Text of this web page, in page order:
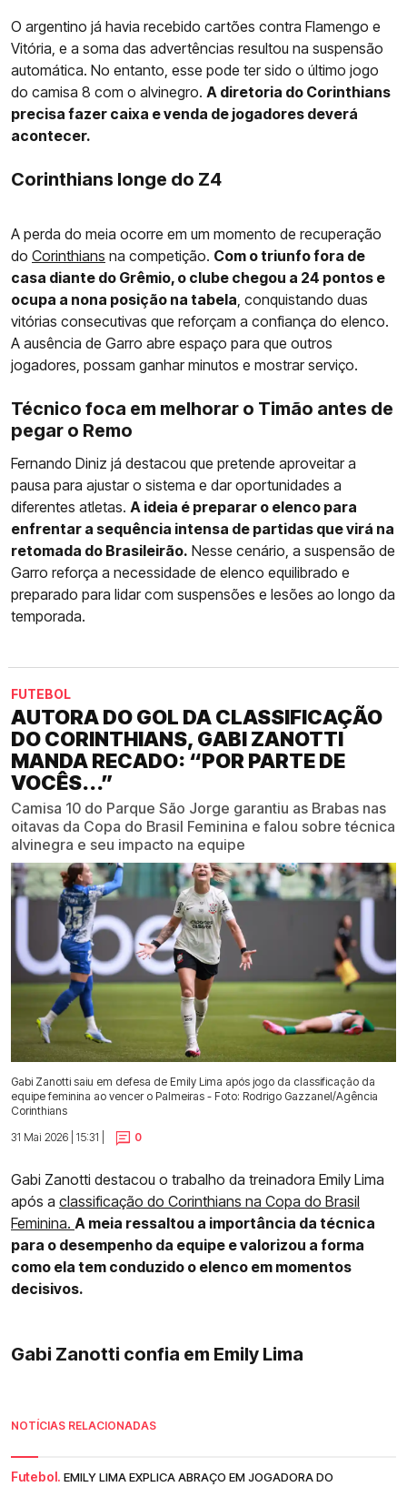
O argentino já havia recebido cartões contra Flamengo e
Vitória, e a soma das advertências resultou na suspensão
automática. No entanto, esse pode ter sido o último jogo
do camisa 8 com o alvinegro. A diretoria do Corinthians
precisa fazer caixa e venda de jogadores deverá
acontecer.
Corinthians longe do Z4
A perda do meia ocorre em um momento de recuperação
do Corinthians na competição. Com o triunfo fora de
casa diante do Grêmio, o clube chegou a 24 pontos e
ocupa a nona posição na tabela, conquistando duas
vitórias consecutivas que reforçam a confiança do elenco.
A ausência de Garro abre espaço para que outros
jogadores, possam ganhar minutos e mostrar serviço.
Técnico foca em melhorar o Timão antes de
pegar o Remo
Fernando Diniz já destacou que pretende aproveitar a
pausa para ajustar o sistema e dar oportunidades a
diferentes atletas. A ideia é preparar o elenco para
enfrentar a sequência intensa de partidas que virá na
retomada do Brasileirão. Nesse cenário, a suspensão de
Garro reforça a necessidade de elenco equilibrado e
preparado para lidar com suspensões e lesões ao longo da
temporada.
FUTEBOL
AUTORA DO GOL DA CLASSIFICAÇÃO
DO CORINTHIANS, GABI ZANOTTI
MANDA RECADO: “POR PARTE DE
VOCÊS...”
Camisa 10 do Parque São Jorge garantiu as Brabas nas
oitavas da Copa do Brasil Feminina e falou sobre técnica
alvinegra e seu impacto na equipe
Gabi Zanotti saiu em defesa de Emily Lima após jogo da classificação da
equipe feminina ao vencer o Palmeiras - Foto: Rodrigo Gazzanel/Agência
Corinthians
31 Mai 2026 | 15:31 |
0
Gabi Zanotti destacou o trabalho da treinadora Emily Lima
após a classificação do Corinthians na Copa do Brasil
Feminina. A meia ressaltou a importância da técnica
para o desempenho da equipe e valorizou a forma
como ela tem conduzido o elenco em momentos
decisivos.
Gabi Zanotti confia em Emily Lima
NOTÍCIAS RELACIONADAS
Futebol. EMILY LIMA EXPLICA ABRAÇO EM JOGADORA DO